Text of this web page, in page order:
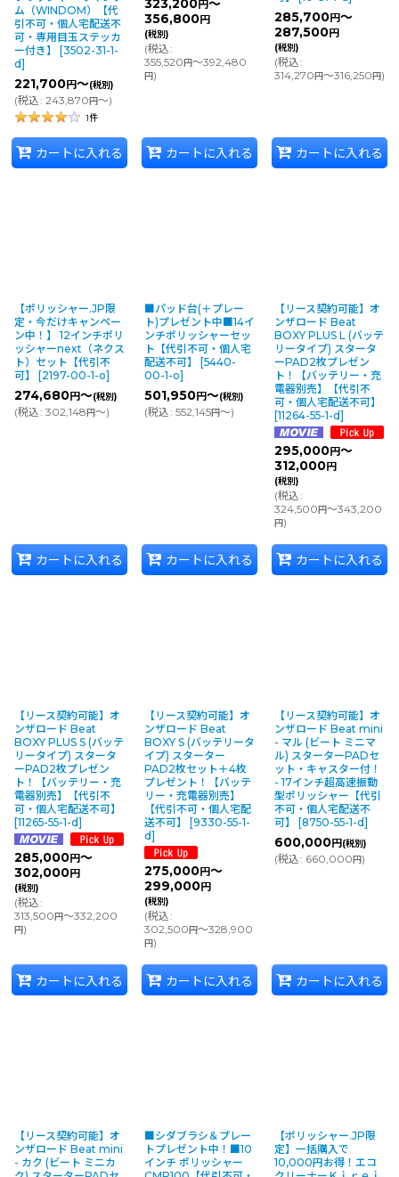
ム（WINDOM）【代
引不可・個人宅配送不
可・専用目玉ステッカ
ー付き】
[3502-31-1-
d]
221,700円～(税別)
(税込: 243,870 円～)
1件
カートに入れる
323,200円～
356,800円
(税別)
(税込:
355,520 円～392,480
円)
カートに入れる
285,700円～
287,500円
(税別)
(税込:
314,270 円～316,250 円)
カートに入れる
【ポリッシャー.JP限
定・今だけキャンペー
ン中！】 12インチポリ
ッシャーnext（ネクス
ト）セット【代引不
可】
[2197-00-1-o]
274,680円～(税別)
(税込: 302,148円～)
カートに入れる
■パッド台(＋プレー
ト)プレゼント中■14イ
ンチポリッシャーセッ
ト【代引不可・個人宅
配送不可】
[5440-
00-1-o]
501,950円～(税別)
(税込: 552,145円～)
カートに入れる
【リース契約可能】オ
ンザロード Beat
BOXY PLUS L (バッテ
リータイプ) スタータ
ーPAD2枚プレゼン
ト！【バッテリー・充
電器別売】【代引不
可・個人宅配送不可】
[11264-55-1-d]
295,000円～
312,000円
(税別)
(税込:
324,500円～343,200
円)
カートに入れる
【リース契約可能】オ
ンザロード Beat
BOXY PLUS S (バッテ
リータイプ) スタータ
ーPAD2枚プレゼン
ト！【バッテリー・充
電器別売】【代引不
可・個人宅配送不可】
[11265-55-1-d]
285,000円～
302,000円
(税別)
(税込:
313,500 円～332,200
円)
カートに入れる
【リース契約可能】オ
ンザロード Beat
BOXY S (バッテリータ
イプ) スターター
PAD2枚セット＋4枚
プレゼント！【バッテ
リー・充電器別売】
【代引不可・個人宅配
送不可】
[9330-55-1-
d]
275,000円～
299,000円
(税別)
(税込:
302,500 円～328,900
円)
カートに入れる
【リース契約可能】オ
ンザロード Beat mini
- マル (ビート ミニマ
ル) スターターPADセ
ット・キャスター付！
- 17インチ超高速振動
型ポリッシャー【代引
不可・個人宅配送不
可】
[8750-55-1-d]
600,000円(税別)
(税込: 660,000円)
カートに入れる
【リース契約可能】オ
ンザロード Beat mini
- カク (ビート ミニカ
■シダブラシ＆プレー
トプレゼント中！■10
インチ ポリッシャー
【ポリッシャー.JP限
定】一括購入で
10,000円お得！エコ